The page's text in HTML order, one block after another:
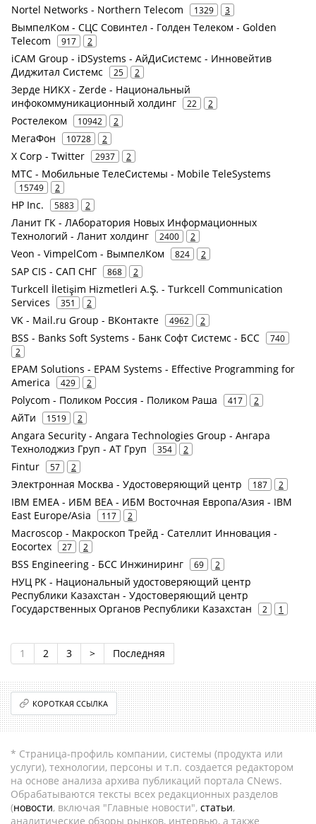
Nortel Networks - Northern Telecom 1329 3
ВымпелКом - СЦС Совинтел - Голден Телеком - Golden
Telecom
917 2
iCAM Group - iDSystems - АйДиСистемс - Инновейтив
Диджитал Системс
25 2
Зерде НИКХ - Zerde - Национальный
инфокоммуникационный холдинг
22 2
Ростелеком 10942 2
МегаФон 10728 2
X Corp - Twitter 2937 2
МТС - Мобильные ТелеСистемы - Mobile TeleSystems
15749 2
HP Inc. 5883 2
Ланит ГК - ЛАборатория Новых Информационных
Технологий - Ланит холдинг
2400 2
Veon - VimpelCom - ВымпелКом 824 2
SAP CIS - САП СНГ 868 2
Turkcell İletişim Hizmetleri A.Ş. - Turkcell Communication
Services
351 2
VK - Mail.ru Group - ВКонтакте 4962 2
BSS - Banks Soft Systems - Банк Софт Системс - БСС
740
2
EPAM Solutions - EPAM Systems - Effective Programming for
America
429 2
Polycom - Поликом Россия - Поликом Раша 417 2
АйТи 1519 2
Angara Security - Angara Technologies Group - Ангара
Технолоджиз Груп - АТ Груп
354 2
Fintur 57 2
Электронная Москва - Удостоверяющий центр 187 2
IBM EMEA - ИБМ ВЕА - ИБМ Восточная Европа/Азия - IBM
East Europe/Asia
117 2
Macroscop - Макроскоп Трейд - Сателлит Инновация -
Eocortex
27 2
BSS Engineering - БСС Инжиниринг 69 2
НУЦ РК - Национальный удостоверяющий центр
Республики Казахстан - Удостоверяющий центр
Государственных Органов Республики Казахстан
2 1
1 2 3 > Последняя
КОРОТКАЯ ССЫЛКА
* Страница-профиль компании, системы (продукта или
услуги), технологии, персоны и т.п. создается редактором
на основе анализа архива публикаций портала CNews.
Обрабатываются тексты всех редакционных разделов
(новости, включая "Главные новости", статьи,
аналитические обзоры рынков, интервью, а также